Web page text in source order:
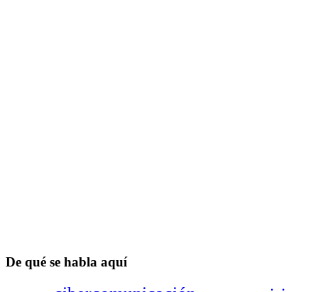
De qué se habla aquí